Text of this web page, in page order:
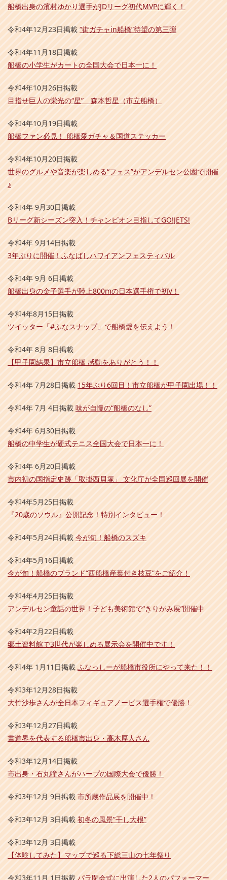
船橋出身の濱村ゆかり選手がJDリーグ初代MVPに輝く！
令和4年12月23日掲載 “街ガチャin船橋”待望の第三弾
令和4年11月18日掲載
船橋の小学生がカートの全国大会で日本一に！
令和4年10月26日掲載
目指せ巨人の栄光の“星” 森本哲星（市立船橋）
令和4年10月19日掲載
船橋ファン必見！ 船橋愛ガチャ＆国道ステッカー
令和4年10月20日掲載
世界のグルメや音楽が楽しめる“フェス”がアンデルセン公園で開催
♪
令和4年 9月30日掲載
Bリーグ新シーズン突入！チャンピオン目指してGO!JETS!
令和4年 9月14日掲載
3年ぶりに開催！ふなばしハワイアンフェスティバル
令和4年 9月 6日掲載
船橋出身の金子選手が陸上800mの日本選手権で初V！
令和4年8月15日掲載
ツイッター「#ふなスナップ」で船橋愛を伝えよう！
令和4年 8月 8日掲載
【甲子園結果】市立船橋 感動をありがとう！！
令和4年 7月28日掲載 15年ぶり6回目！市立船橋が甲子園出場！！
令和4年 7月 4日掲載 味が自慢の“船橋のなし”
令和4年 6月30日掲載
船橋の中学生が硬式テニス全国大会で日本一に！
令和4年 6月20日掲載
市内初の国指定史跡「取掛西貝塚」 文化庁が全国巡回展を開催
令和4年5月25日掲載
『20歳のソウル』公開記念！特別インタビュー！
令和4年5月24日掲載 今が旬！船橋のスズキ
令和4年5月16日掲載
今が旬！船橋のブランド“西船橋産葉付き枝豆”をご紹介！
令和4年4月25日掲載
アンデルセン童話の世界！子ども美術館で“きりがみ展”開催中
令和4年2月22日掲載
郷土資料館で3世代が楽しめる展示会を開催中です！
令和4年 1月11日掲載 ふなっしーが船橋市役所にやって来た！！
令和3年12月28日掲載
大竹沙歩さんが全日本フィギュアノービス選手権で優勝！
令和3年12月27日掲載
書道界を代表する船橋市出身・高木厚人さん
令和3年12月14日掲載
市出身・石丸瞳さんがハープの国際大会で優勝！
令和3年12月 9日掲載 市所蔵作品展を開催中！
令和3年12月 3日掲載 初冬の風景”干し大根”
令和3年12月 3日掲載
【体験してみた】マップで巡る下総三山の七年祭り
令和3年11月 1日掲載 パラ閉会式に出演した2人のパフォーマー